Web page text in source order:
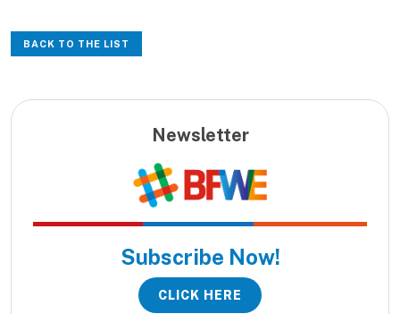
BACK TO THE LIST
Newsletter
Subscribe Now!
CLICK HERE